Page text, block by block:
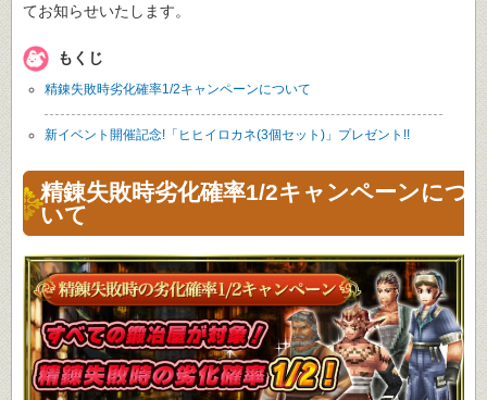
てお知らせいたします。
もくじ
精錬失敗時劣化確率1/2キャンペーンについて
新イベント開催記念!「ヒヒイロカネ(3個セット)」プレゼント!!
精錬失敗時劣化確率1/2キャンペーンにつ
いて